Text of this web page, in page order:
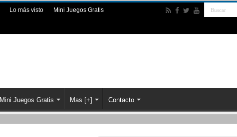
Lo más visto Mini Juegos Gratis
Mini Juegos Gratis Mas [+] Contacto